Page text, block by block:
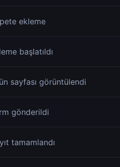
ekleme
başlatıldı
sayfası görüntülendi
gönderildi
tamamlandı